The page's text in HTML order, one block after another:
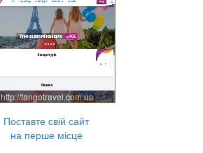
http://tangotravel.com.ua
Поставте свій сайт
на перше місце